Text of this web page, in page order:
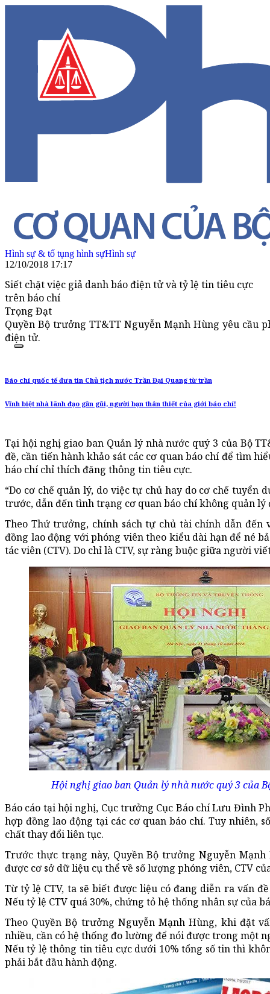
Hình sự & tố tụng hình sựHình sự
12/10/2018 17:17
Siết chặt việc giả danh báo điện tử và tỷ lệ tin tiêu cực
trên báo chí
Trọng Đạt
Quyền Bộ trưởng TT&TT Nguyễn Mạnh Hùng yêu cầu
điện tử.
Báo chí quốc tế đưa tin Chủ tịch nước Trần Đại Quang từ trần
Vĩnh biệt nhà lãnh đạo gần gũi, người bạn thân thiết của giới báo chí!
Tại hội nghị giao ban Quản lý nhà nước quý 3 của Bộ
đề, cần tiến hành khảo sát các cơ quan báo chí để tìm
báo chí chỉ thích đăng thông tin tiêu cực.
“Do cơ chế quản lý, do việc tự chủ hay do cơ chế tuyển
trước, dẫn đến tình trạng cơ quan báo chí không quản lý
Theo Thứ trưởng, chính sách tự chủ tài chính dẫn đến
đồng lao động với phóng viên theo kiểu dài hạn để né
tác viên (CTV). Do chỉ là CTV, sự ràng buộc giữa người
Hội nghị giao ban Quản lý nhà nước quý 3 của
Báo cáo tại hội nghị, Cục trưởng Cục Báo chí Lưu Đình
hợp đồng lao động tại các cơ quan báo chí. Tuy nhiên,
chất thay đổi liên tục.
Trước thực trạng này, Quyền Bộ trưởng Nguyễn Mạnh
được cơ sở dữ liệu cụ thể về số lượng phóng viên, CTV
Từ tỷ lệ CTV, ta sẽ biết được liệu có đang diễn ra vấn
Nếu tỷ lệ CTV quá 30%, chứng tỏ hệ thống nhân sự của
Theo Quyền Bộ trưởng Nguyễn Mạnh Hùng, khi đặt
nhiều, cần có hệ thống đo lường để nói được trong một
Nếu tỷ lệ thông tin tiêu cực dưới 10% tổng số tin thì
phải bắt đầu hành động.